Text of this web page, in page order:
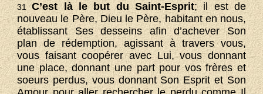
31C’est là le but du Saint-Esprit; il est de
nouveau le Père, Dieu le Père, habitant en nous,
établissant Ses desseins afin d’achever Son
plan de rédemption, agissant à travers vous,
vous faisant coopérer avec Lui, vous donnant
une place, donnant une part pour vos frères et
soeurs perdus, vous donnant Son Esprit et Son